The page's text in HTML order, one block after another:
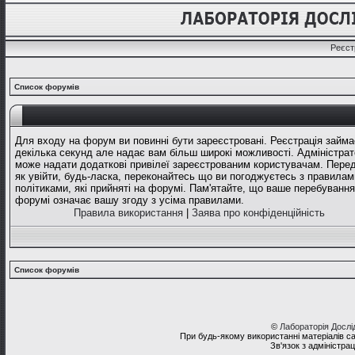
Список форумів
Для входу на форум ви повинні бути зареєстровані. Реєстрація
декілька секунд але надає вам більш широкі можливості.
може надати додаткові привілеї зареєстрованим користувачам.
як увійти, будь-ласка, переконайтесь що ви погоджуєтесь з
політиками, які прийняті на форумі. Пам'ятайте, що ваше
форумі означає вашу згоду з усіма правилами.
Правила використання
Заява про конфіденційність
Список форумів
© Лабораторія
При будь-якому використанні матеріалів
Зв'язок з